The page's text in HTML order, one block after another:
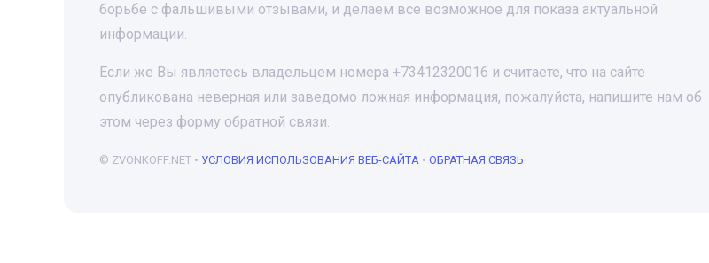
борьбе с фальшивыми отзывами, и делаем все возможное для показа актуальной
информации.
Если же Вы являетесь владельцем номера +73412320016 и считаете, что на сайте
опубликована неверная или заведомо ложная информация, пожалуйста, напишите нам об
этом через форму обратной связи.
© ZVONKOFF.NET • УСЛОВИЯ ИСПОЛЬЗОВАНИЯ ВЕБ-САЙТА • ОБРАТНАЯ СВЯЗЬ